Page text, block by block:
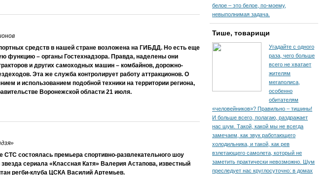
средств в нашей стране возложена на ГИБДД. Но есть еще
функцию – органы Гостехнадзора. Правда, наделены они
и других самоходных машин – комбайнов, дорожно-
Эта же служба контролирует работу аттракционов. О
и использованием подобной техники на территории региона,
Воронежской области 21 июля.
СТС состоялась премьера спортивно-развлекательного шоу
сериала «Классная Катя» Валерия Астапова, известный
регби-клуба ЦСКА Василий Артемьев.
белое – это белое, по-моему,
невыполнимая задача.
Тише, товарищи
Угадайте с одного
раза, чего больше
всего не хватает
жителям
мегаполиса,
особенно
обитателям
«человейников»? Правильно – тишины!
И больше всего, полагаю, раздражает
нас шум. Такой, какой мы не всегда
замечаем, как звук работающего
холодильника, и такой, как рев
взлетающего самолета, который не
заметить практически невозможно. Шум
преследует нас круглосуточно: в домах